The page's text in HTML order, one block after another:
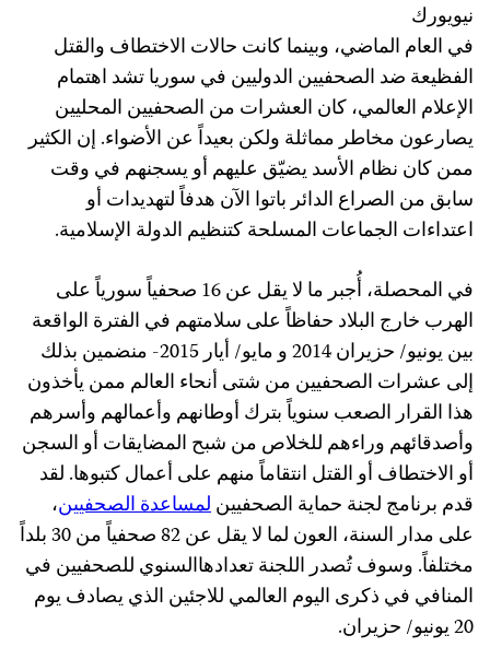
نيويورك
في العام الماضي، وبينما كانت حالات الاختطاف والقتل
الفظيعة ضد الصحفيين الدوليين في سوريا تشد اهتمام
الإعلام العالمي، كان العشرات من الصحفيين المحليين
يصارعون مخاطر مماثلة ولكن بعيداً عن الأضواء. إن الكثير
ممن كان نظام الأسد يضيّق عليهم أو يسجنهم في وقت
سابق من الصراع الدائر باتوا الآن هدفاً لتهديدات أو
اعتداءات الجماعات المسلحة كتنظيم الدولة الإسلامية.
في المحصلة، أُجبر ما لا يقل عن 16 صحفياً سورياً على
الهرب خارج البلاد حفاظاً على سلامتهم في الفترة الواقعة
بين يونيو/ حزيران 2014 و مايو/ أيار 2015- منضمين بذلك
إلى عشرات الصحفيين من شتى أنحاء العالم ممن يأخذون
هذا القرار الصعب سنوياً بترك أوطانهم وأعمالهم وأسرهم
وأصدقائهم وراءهم للخلاص من شبح المضايقات أو السجن
أو الاختطاف أو القتل انتقاماً منهم على أعمال كتبوها. لقد
قدم برنامج لجنة حماية الصحفيينلمساعدة الصحفيين،
على مدار السنة، العون لما لا يقل عن 82 صحفياً من 30 بلداً
مختلفاً. وسوف تُصدر اللجنة تعدادهاالسنوي للصحفيين في
المنافي في ذكرى اليوم العالمي للاجئين الذي يصادف يوم
20 يونيو/ حزيران.